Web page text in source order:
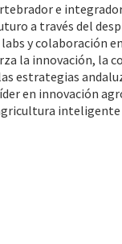
e
a través del
y colaboración
la innovación, la
estrategias
en innovación
inteligente